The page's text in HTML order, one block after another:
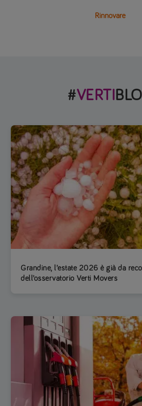
Rinnovare
#VERTI
Grandine, l’estate 2026 è già da
dell’osservatorio Verti Movers